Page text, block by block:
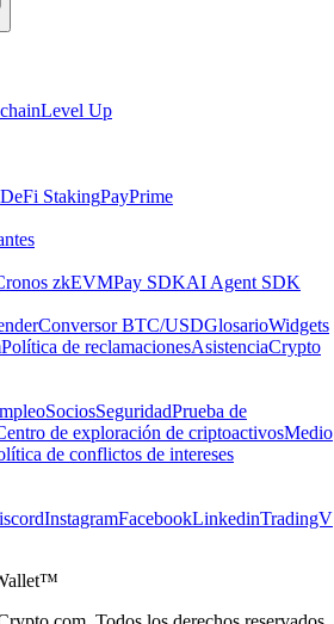
Level Up
DeFi StakingPayPrime
zkEVMPay SDKAI Agent SDK
Conversor BTC/USDGlosarioWidgets
Política de reclamacionesAsistenciaCrypto
SociosSeguridadPrueba de
de exploración de criptoactivosMedio
de conflictos de intereses
InstagramFacebookLinkedinTradingV